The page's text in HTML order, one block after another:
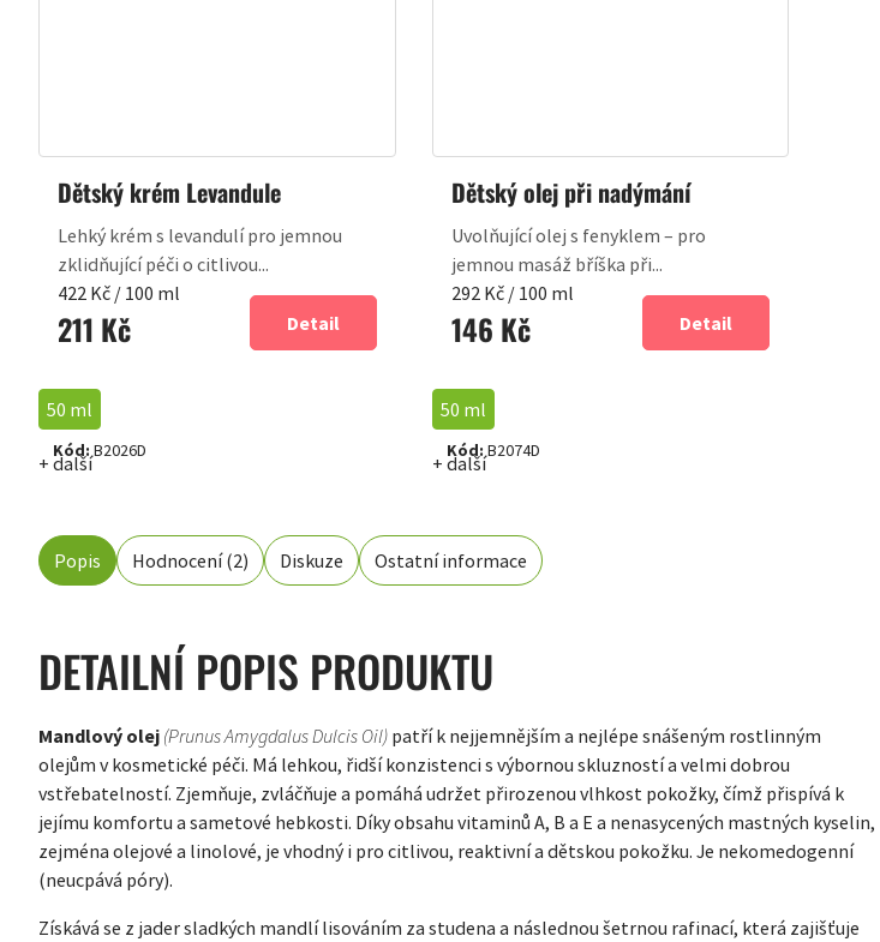
Dětský krém Levandule
211 Kč
Měrná
cena:
422 Kč / 100 ml
Detail
Lehký krém s levandulí pro jemnou
zklidňující péči o citlivou...
50 ml
+ další
Kód: B2026D
Dětský olej při nadýmání
146 Kč
Měrná
cena:
292 Kč / 100 ml
Detail
Uvolňující olej s fenyklem – pro
jemnou masáž bříška při...
50 ml
+ další
Kód: B2074D
Popis Hodnocení (2) Diskuze Ostatní informace
DETAILNÍ POPIS PRODUKTU
Mandlový olej (Prunus Amygdalus Dulcis Oil) patří k nejjemnějším a nejlépe snášeným rostlinným
olejům v kosmetické péči. Má lehkou, řidší konzistenci s výbornou skluzností a velmi dobrou
vstřebatelností. Zjemňuje, zvláčňuje a pomáhá udržet přirozenou vlhkost pokožky, čímž přispívá k
jejímu komfortu a sametové hebkosti. Díky obsahu vitaminů A, B a E a nenasycených mastných kyselin,
zejména olejové a linolové, je vhodný i pro citlivou, reaktivní a dětskou pokožku. Je nekomedogenní
(neucpává póry).
Získává se z jader sladkých mandlí lisováním za studena a následnou šetrnou rafinací, která zajišťuje